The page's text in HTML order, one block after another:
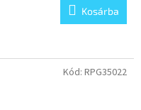
Kosárba
Kód: RPG35022